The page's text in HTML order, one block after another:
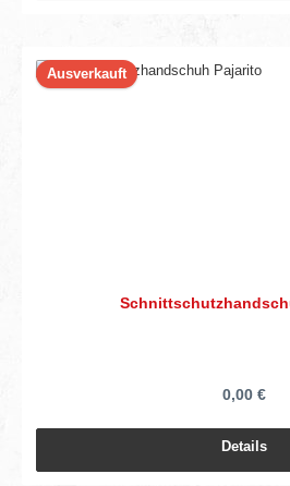
Ausverkauft
0,00 €
Details